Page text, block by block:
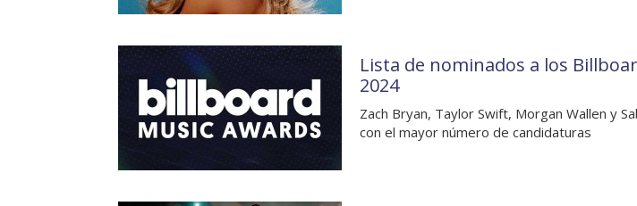
Lista de nominados a los
2024
Zach Bryan, Taylor Swift, Morgan Wallen y
con el mayor número de candidaturas